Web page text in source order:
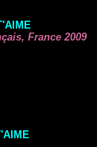
France 2009